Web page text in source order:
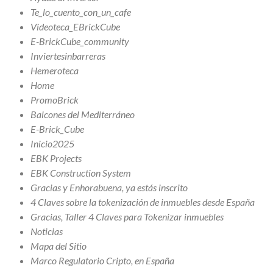
Te_lo_cuento_con_un_cafe
Videoteca_EBrickCube
E-BrickCube_community
Inviertesinbarreras
Hemeroteca
Home
PromoBrick
Balcones del Mediterráneo
E-Brick_Cube
Inicio2025
EBK Projects
EBK Construction System
Gracias y Enhorabuena, ya estás inscrito
4 Claves sobre la tokenización de inmuebles desde España
Gracias, Taller 4 Claves para Tokenizar inmuebles
Noticias
Mapa del Sitio
Marco Regulatorio Cripto, en España